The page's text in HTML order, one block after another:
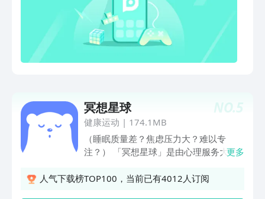
解决方案。私人定制，keep住你的早睡
早起自律计划，告别失眠亚健康。除了科
技感，我们更注重暖心的服务——不止有
睡前树洞、晚安电台、冥想曲、瑜伽曲等
减压功能&内容，为你解压。还有会智能
友pk，瓜分奖金！【独家睡眠算法-睡眠
状况数据化】在你入睡时通过麦克风识别
你的呼吸情况，记录你的入睡时间、入
睡/深睡/浅睡/梦醒时长等，通过独家的
睡眠算法，让睡眠状况数据化，睡眠问题
显而易见！【声音算法专利-记录梦话/鼾
声/噪音】通过蜗牛睡眠专利声音算法，
NO.5
冥想星球
健康运动 | 174.1MB
（睡眠质量差？焦虑压力大？难以专
注？） 「冥想星球」是由心理服务大平
自上线以来，有数百万冥想爱好者使用我
更多
人气下载榜TOP100，当前已有4012人订阅